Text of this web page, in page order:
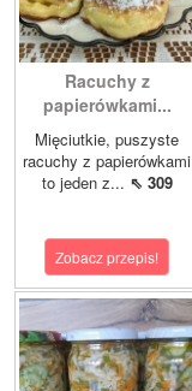
Racuchy z
papierówkami...
Mięciutkie, puszyste
racuchy z papierówkami
to jeden z... ⇖ 309
Zobacz przepis!